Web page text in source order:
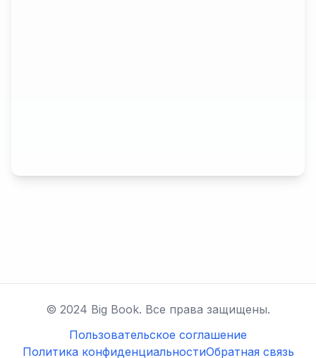
© 2024 Big Book. Все права защищены.
Пользовательское соглашение
Политика конфиденциальностиОбратная связь